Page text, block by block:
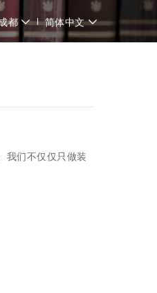
都 简体中文
我们不仅仅只做装